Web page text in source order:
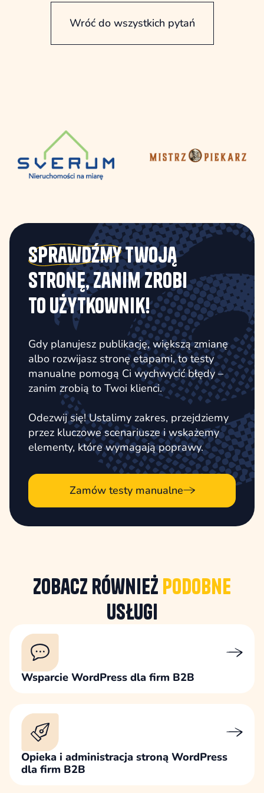
Wróć do wszystkich pytań
SprawdźmyTwoją
stronę, zanim zrobi
to użytkownik!
Gdy planujesz publikację, większą zmianę
albo rozwijasz stronę etapami, to testy
manualne pomogą Ci wychwycić błędy –
zanim zrobią to Twoi klienci.
Odezwij się! Ustalimy zakres, przejdziemy
przez kluczowe scenariusze i wskażemy
elementy, które wymagają poprawy.
Zamów testy manualne
Zobacz również podobne
usługi
Wsparcie WordPress dla firm B2B
Opieka i administracja stroną WordPress
dla firm B2B